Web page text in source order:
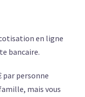
en ligne
bancaire.
par personne
mais vous